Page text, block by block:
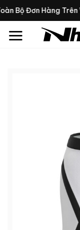
Chuyển
nội
dung
Bộ Đơn Hàng